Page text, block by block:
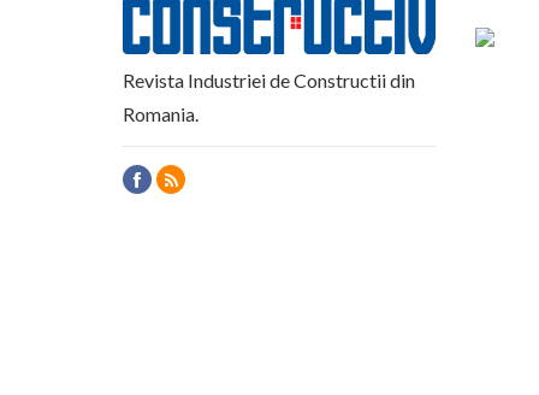
Revista Industriei de Constructii din
Romania.